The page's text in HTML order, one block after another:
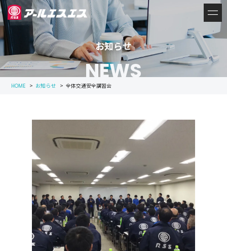
お知らせ
NEWS
HOME > お知らせ > 全体交通安全講習会